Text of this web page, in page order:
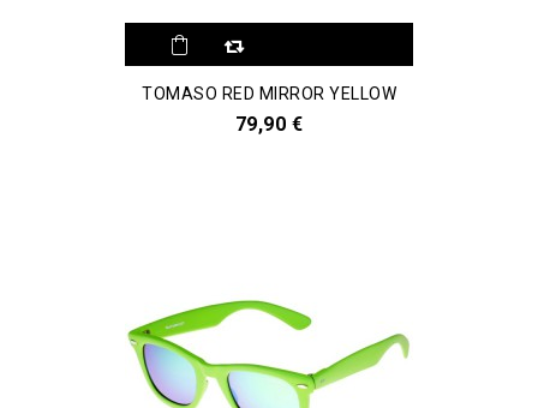
TOMASO RED MIRROR YELLOW
79,90 €